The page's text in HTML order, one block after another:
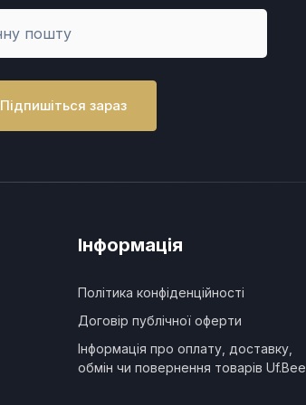
Підпишіться зараз
Інформація
Політика конфіденційності
Договір публічної оферти
Інформація про оплату, доставку,
обмін чи повернення товарів Uf.Bee